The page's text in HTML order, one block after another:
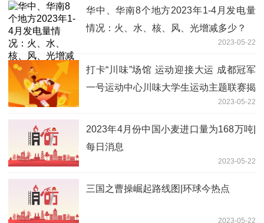
华中、华南8个地方2023年1-4月发电量
情况：火、水、核、风、光增减多少？
2023-05-22
打卡“川味”场馆 运动迎接大运 成都冠军
一号运动中心川味大学生运动主题联赛揭
2023-05-22
2023年4月份中国小麦进口量为168万吨|
每日消息
2023-05-22
三国之曹操崛起路线图|环球今热点
2023-05-22